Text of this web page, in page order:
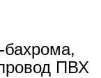
бахрома,
ПВХ